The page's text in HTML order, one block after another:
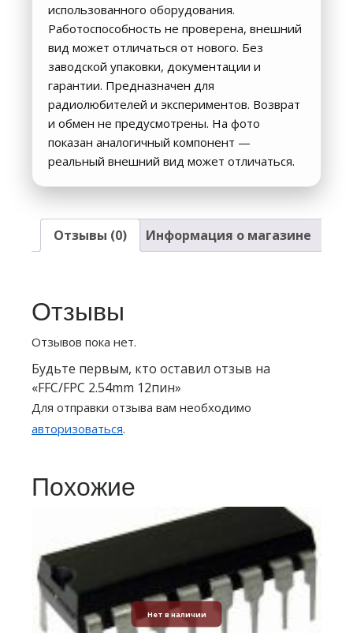
использованного оборудования.
Работоспособность не проверена, внешний
вид может отличаться от нового. Без
заводской упаковки, документации и
гарантии. Предназначен для
радиолюбителей и экспериментов. Возврат
и обмен не предусмотрены. На фото
показан аналогичный компонент —
реальный внешний вид может отличаться.
Отзывы (0) Информация о магазине
Отзывы
Отзывов пока нет.
Будьте первым, кто оставил отзыв на
«FFC/FPC 2.54mm 12пин»
Для отправки отзыва вам необходимо
авторизоваться.
Похожие
Нет в наличии